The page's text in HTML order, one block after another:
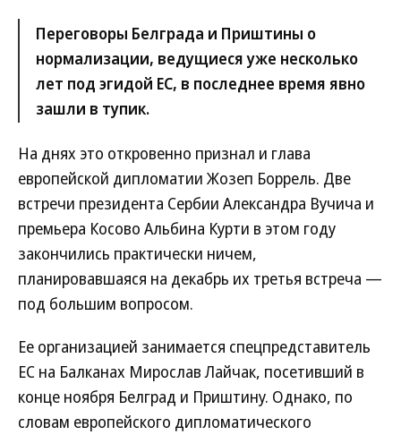
Переговоры Белграда и Приштины о
нормализации, ведущиеся уже несколько
лет под эгидой ЕС, в последнее время явно
зашли в тупик.
На днях это откровенно признал и глава
европейской дипломатии Жозеп Боррель. Две
встречи президента Сербии Александра Вучича и
премьера Косово Альбина Курти в этом году
закончились практически ничем,
планировавшаяся на декабрь их третья встреча —
под большим вопросом.
Ее организацией занимается спецпредставитель
ЕС на Балканах Мирослав Лайчак, посетивший в
конце ноября Белград и Приштину. Однако, по
словам европейского дипломатического